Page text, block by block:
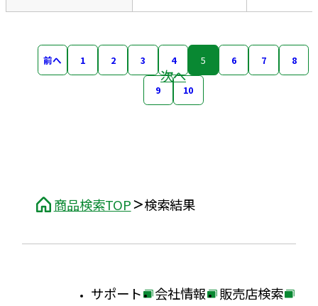
商品検索TOP 検索結果
前へ 1 2 3 4 5 6 7 8
9 10
次へ
サポート 会社情報 販売店検索